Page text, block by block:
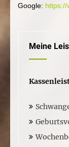
Google: https://
Meine